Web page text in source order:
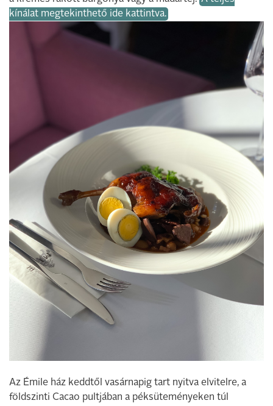
kínálat megtekinthető ide kattintva.
Az Émile ház keddtől vasárnapig tart nyitva elvitelre, a
földszinti Cacao pultjában a péksüteményeken túl